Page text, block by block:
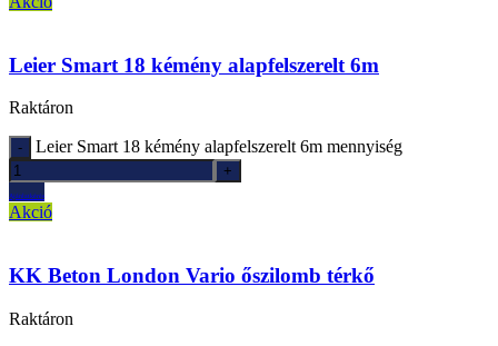
Leier Smart 18 kémény alapfelszerelt 6m
Raktáron
Leier Smart 18 kémény alapfelszerelt 6m mennyiség
Ajánlatkérés
Akció
KK Beton London Vario őszilomb térkő
Raktáron